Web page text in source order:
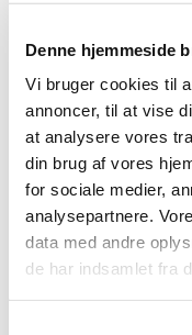
Denne hjemmeside
Vi bruger cookies til
annoncer, til at vise
at analysere vores
din brug af vores
for sociale medier,
analysepartnere.
data med andre
de har indsamlet fra
Lægemiddelstyrelsen
behandlingsprisen
Duzallo mod
eller generelt
|7. februar 2019|
Lægemiddelstyrelsen
indeholder en